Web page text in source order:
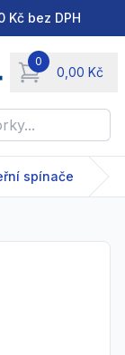
Kč bez DPH
0
0,00 Kč
items in cart,
spínače